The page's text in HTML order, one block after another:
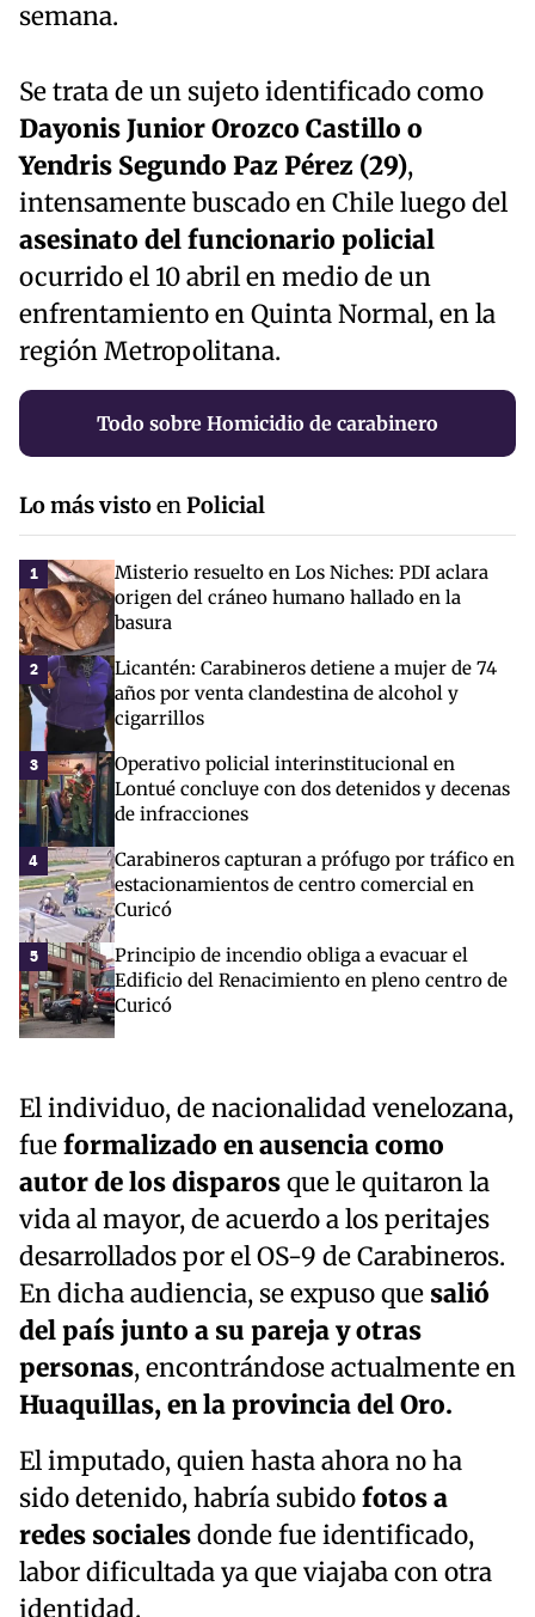
semana.
Se trata de un sujeto identificado como
Dayonis Junior Orozco Castillo o
Yendris Segundo Paz Pérez (29),
intensamente buscado en Chile luego del
asesinato del funcionario policial
ocurrido el 10 abril en medio de un
enfrentamiento en Quinta Normal, en la
región Metropolitana.
Todo sobre Homicidio de carabinero
Lo más vistoenPolicial
1
Misterio resuelto en Los Niches: PDI aclara
origen del cráneo humano hallado en la
basura
2
Licantén: Carabineros detiene a mujer de 74
años por venta clandestina de alcohol y
cigarrillos
3
Operativo policial interinstitucional en
Lontué concluye con dos detenidos y decenas
de infracciones
4
Carabineros capturan a prófugo por tráfico en
estacionamientos de centro comercial en
Curicó
5
Principio de incendio obliga a evacuar el
Edificio del Renacimiento en pleno centro de
Curicó
El individuo, de nacionalidad venelozana,
fueformalizado en ausencia como
autor de los disparosque le quitaron la
vida al mayor, de acuerdo a los peritajes
desarrollados por el OS-9 de Carabineros.
En dicha audiencia, se expuso que salió
del país junto a su pareja y otras
personas, encontrándose actualmente en
Huaquillas, en la provincia del Oro.
El imputado, quien hasta ahora no ha
sido detenido, habría subidofotos a
redes socialesdonde fue identificado,
labor dificultada ya que viajaba con otra
identidad.